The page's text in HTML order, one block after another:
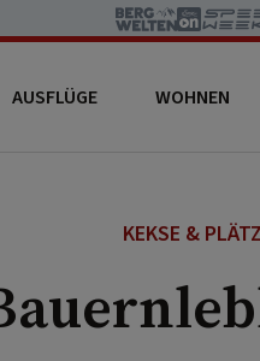
AUSFLÜGE WOHNEN
KEKSE &